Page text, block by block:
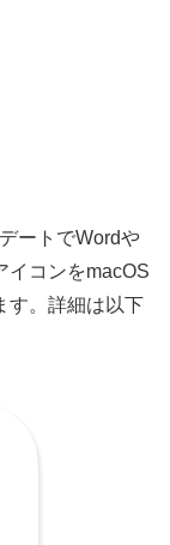
ートでWordや
イコンをmacOS
す。詳細は以下